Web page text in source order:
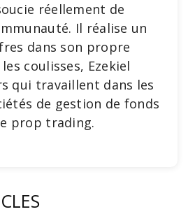
réellement de
Il réalise un
dans son propre
coulisses, Ezekiel
qui travaillent dans les
de gestion de fonds
prop trading.